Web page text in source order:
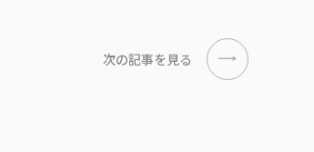
次の記事を見る